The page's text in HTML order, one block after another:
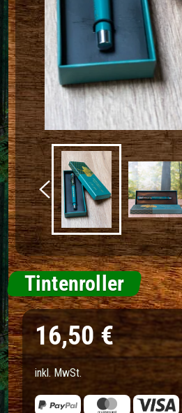
Tintenroller
Normaler Preis
16,50 €
inkl. MwSt.